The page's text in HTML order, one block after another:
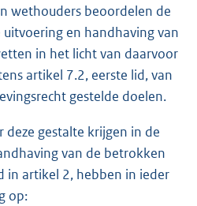
wethouders beoordelen de
en handhaving van
in het licht van daarvoor
artikel 7.2, eerste lid, van
gestelde doelen.
deze gestalte krijgen in de
van de betrokken
in artikel 2, hebben in ieder
op: